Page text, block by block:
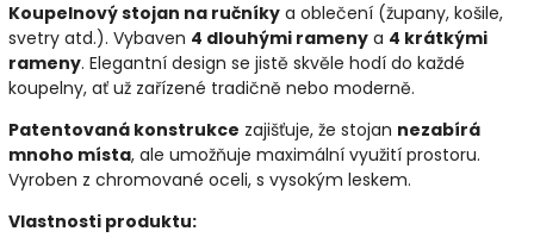
Koupelnový stojan na ručníky a oblečení (župany, košile,
svetry atd.). Vybaven 4 dlouhými rameny a 4 krátkými
rameny. Elegantní design se jistě skvěle hodí do každé
koupelny, ať už zařízené tradičně nebo moderně.
Patentovaná konstrukce zajišťuje, že stojan nezabírá
mnoho místa, ale umožňuje maximální využití prostoru.
Vyroben z chromované oceli, s vysokým leskem.
Vlastnosti produktu: